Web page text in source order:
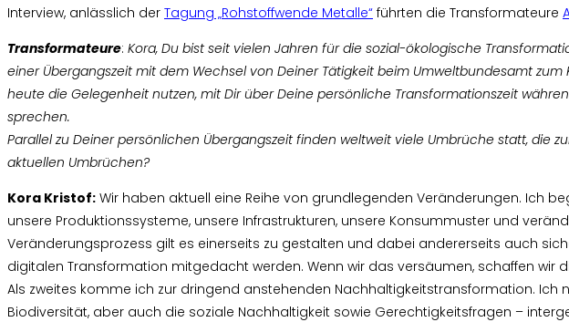
Interview, anlässlich der Tagung „Rohstoffwende Metalle“ führten die Transformateure
Transformateure: Kora, Du bist seit vielen Jahren für die sozial-ökologische
einer Übergangszeit mit dem Wechsel von Deiner Tätigkeit beim Umweltbundesamt zum
heute die Gelegenheit nutzen, mit Dir über Deine persönliche Transformationszeit
sprechen.
Parallel zu Deiner persönlichen Übergangszeit finden weltweit viele Umbrüche statt, die
aktuellen Umbrüchen?
Kora Kristof: Wir haben aktuell eine Reihe von grundlegenden Veränderungen. Ich
unsere Produktionssysteme, unsere Infrastrukturen, unsere Konsummuster und
Veränderungsprozess gilt es einerseits zu gestalten und dabei andererseits auch
digitalen Transformation mitgedacht werden. Wenn wir das versäumen, schaffen wir
Als zweites komme ich zur dringend anstehenden Nachhaltigkeitstransformation. Ich
Biodiversität, aber auch die soziale Nachhaltigkeit sowie Gerechtigkeitsfragen –